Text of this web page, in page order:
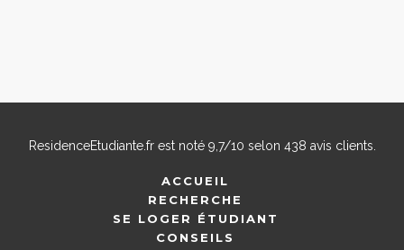
ResidenceEtudiante.frest noté 9,7/10 selon 438 avis clients.
ACCUEIL
RECHERCHE
SE LOGER ÉTUDIANT
CONSEILS